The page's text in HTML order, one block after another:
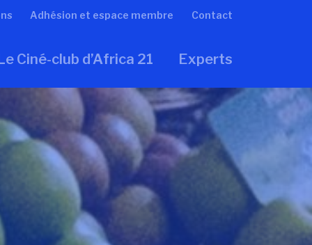
Adhésion et espace membre Contact
Ciné-club d’Africa 21 Experts